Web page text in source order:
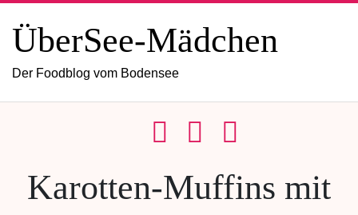
ÜberSee-Mädchen
Der Foodblog vom Bodensee
Karotten-Muffins mit